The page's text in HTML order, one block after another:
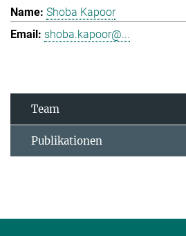
Shoba Kapoor
shoba.kapoor@...
Team
Publikationen